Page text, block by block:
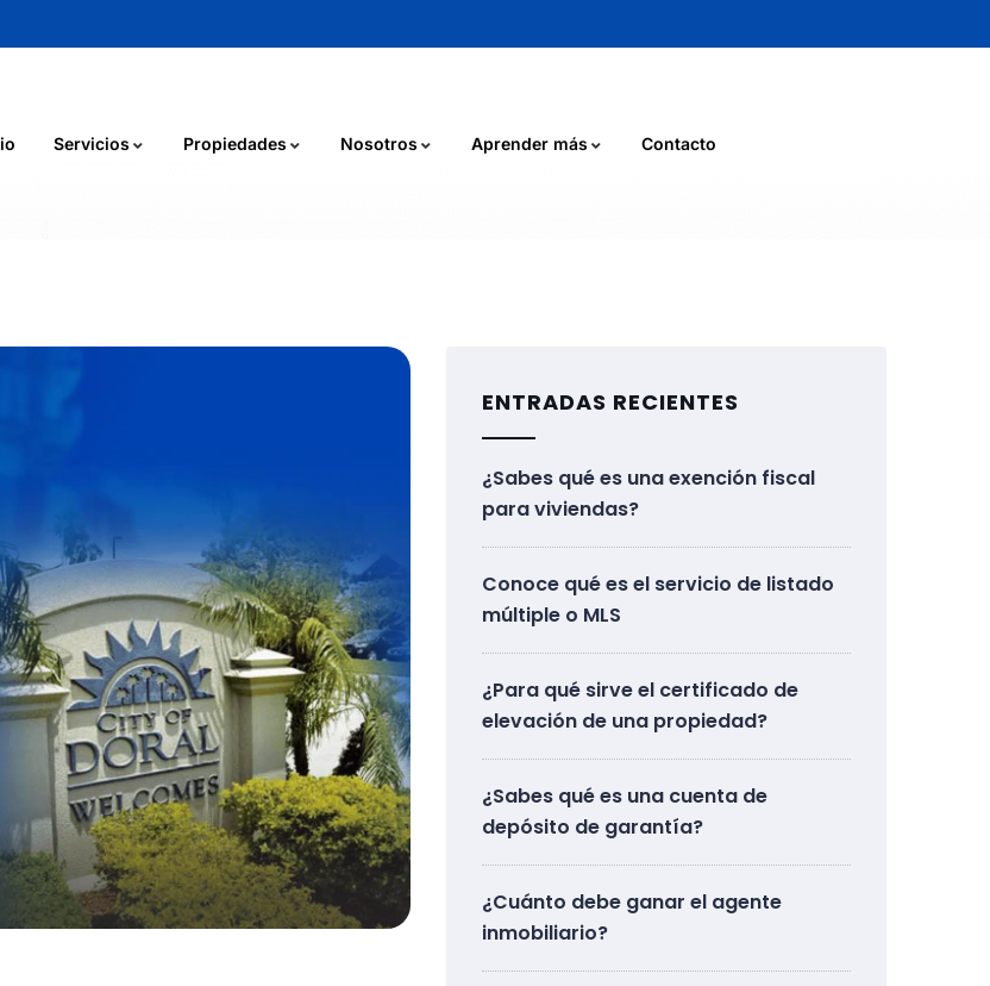
Servicios Propiedades Nosotros Aprender más Contacto
ENTRADAS RECIENTES
¿Sabes qué es una exención fiscal
para viviendas?
Conoce qué es el servicio de listado
múltiple o MLS
¿Para qué sirve el certificado de
elevación de una propiedad?
¿Sabes qué es una cuenta de
depósito de garantía?
¿Cuánto debe ganar el agente
inmobiliario?